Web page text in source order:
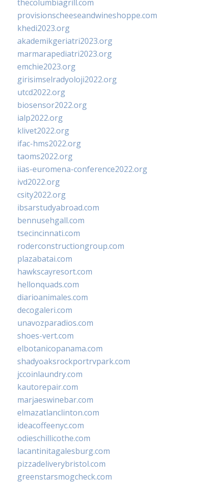
thecolumbiagrill.com
provisionscheeseandwineshoppe.com
khedi2023.org
akademikgeriatri2023.org
marmarapediatri2023.org
emchie2023.org
girisimselradyoloji2022.org
utcd2022.org
biosensor2022.org
ialp2022.org
klivet2022.org
ifac-hms2022.org
taoms2022.org
iias-euromena-conference2022.org
ivd2022.org
csity2022.org
ibsarstudyabroad.com
bennusehgall.com
tsecincinnati.com
roderconstructiongroup.com
plazabatai.com
hawkscayresort.com
hellonquads.com
diarioanimales.com
decogaleri.com
unavozparadios.com
shoes-vert.com
elbotanicopanama.com
shadyoaksrockportrvpark.com
jccoinlaundry.com
kautorepair.com
marjaeswinebar.com
elmazatlanclinton.com
ideacoffeenyc.com
odieschillicothe.com
lacantinitagalesburg.com
pizzadeliverybristol.com
greenstarsmogcheck.com